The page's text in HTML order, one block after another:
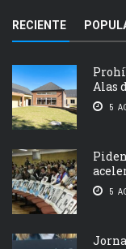
RECIENTE
Alas
5
5